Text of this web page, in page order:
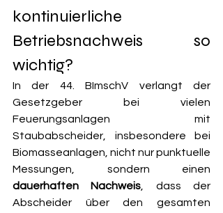
kontinuierliche
Betriebsnachweis so
wichtig?
In der 44. BImschV verlangt der
Gesetzgeber bei vielen
Feuerungsanlagen mit
Staubabscheider, insbesondere bei
Biomasseanlagen, nicht nur punktuelle
dauerhaften Nachweis , dass der
Abscheider über den gesamten